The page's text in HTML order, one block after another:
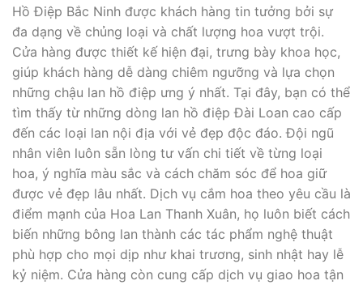
Hồ Điệp Bắc Ninh được khách hàng tin tưởng bởi sự
đa dạng về chủng loại và chất lượng hoa vượt trội.
Cửa hàng được thiết kế hiện đại, trưng bày khoa học,
giúp khách hàng dễ dàng chiêm ngưỡng và lựa chọn
những chậu lan hồ điệp ưng ý nhất. Tại đây, bạn có thể
tìm thấy từ những dòng lan hồ điệp Đài Loan cao cấp
đến các loại lan nội địa với vẻ đẹp độc đáo. Đội ngũ
nhân viên luôn sẵn lòng tư vấn chi tiết về từng loại
hoa, ý nghĩa màu sắc và cách chăm sóc để hoa giữ
được vẻ đẹp lâu nhất. Dịch vụ cắm hoa theo yêu cầu là
điểm mạnh của Hoa Lan Thanh Xuân, họ luôn biết cách
biến những bông lan thành các tác phẩm nghệ thuật
phù hợp cho mọi dịp như khai trương, sinh nhật hay lễ
kỷ niệm. Cửa hàng còn cung cấp dịch vụ giao hoa tận